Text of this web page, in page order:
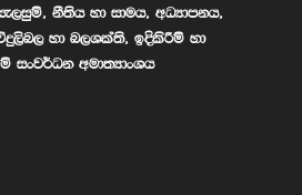
නීතිය හා සාමය, අධ්‍යාපනය,
හා බලශක්ති, ඉදිකිරීම් හා
සංවර්ධන අමාත්‍යාංශය